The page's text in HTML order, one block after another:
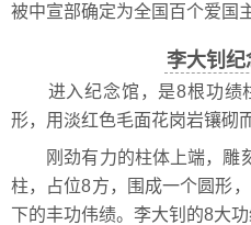
被中宣部确定为全国百个爱国
李大钊纪
进入纪念馆，是8根功绩
形，用淡红色毛面花岗岩镶砌
刚劲有力的柱体上端，雕
柱，占位8方，围成一个圆形
下的丰功伟绩。李大钊的8大功